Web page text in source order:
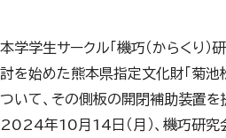
本学学生サークル「機巧（からくり
討を始めた熊本県指定文化財「菊池
ついて、その側板の開閉補助装置を
2024年10月14日（月）、機巧研究